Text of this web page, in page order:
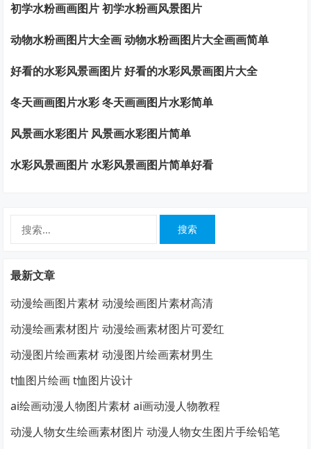
初学水粉画画图片 初学水粉画风景图片
动物水粉画图片大全画 动物水粉画图片大全画画简单
好看的水彩风景画图片 好看的水彩风景画图片大全
冬天画画图片水彩 冬天画画图片水彩简单
风景画水彩图片 风景画水彩图片简单
水彩风景画图片 水彩风景画图片简单好看
最新文章
动漫绘画图片素材 动漫绘画图片素材高清
动漫绘画素材图片 动漫绘画素材图片可爱红
动漫图片绘画素材 动漫图片绘画素材男生
t恤图片绘画 t恤图片设计
ai绘画动漫人物图片素材 ai画动漫人物教程
动漫人物女生绘画素材图片 动漫人物女生图片手绘铅笔